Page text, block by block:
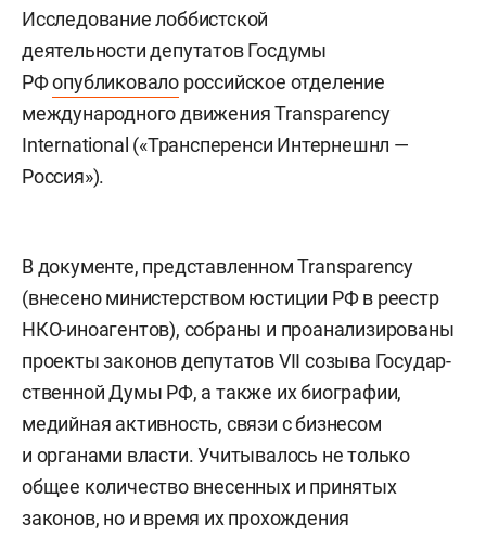
Исследование лоббистской
деятельности депутатов Госдумы
РФопубликовало российское отделение
международного движения Transparency
International («Трансперенси Интернешнл —
Россия»).
В документе, представленном Transparency
(внесено министерством юстиции РФ в реестр
НКО-иноагентов), собраны и проанализированы
проекты законов депутатов VII созыва Госу­дар­
ствен­ной Думы РФ, а также их биографии,
медийная активность, связи с бизнесом
и органами власти. Учитывалось не только
общее количество внесенных и принятых
законов, но и время их прохождения